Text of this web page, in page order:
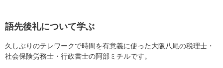
語先後礼について学ぶ
久しぶりのテレワークで時間を有意義に使った大阪八尾の税理士・
社会保険労務士・行政書士の阿部ミチルです。